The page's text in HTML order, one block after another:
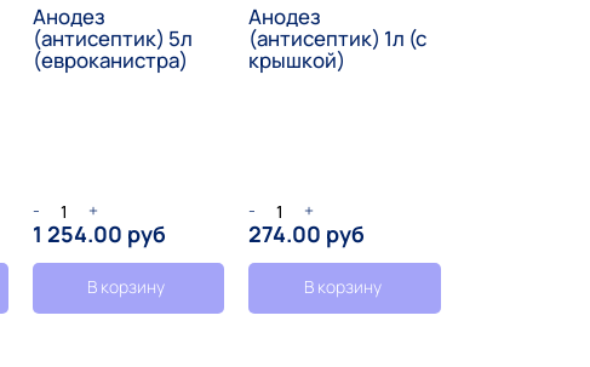
Анодез
(антисептик) 5л
(евроканистра)
- +
1 254.00 руб
В корзину
Анодез
(антисептик) 1л (с
крышкой)
- +
274.00 руб
В корзину